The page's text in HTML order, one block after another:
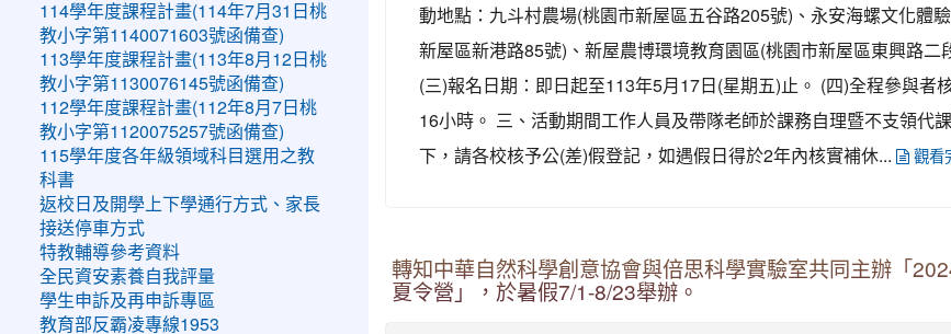
動地點：九斗村農場(桃園市新屋區五谷路205號)、永安海螺文化體
新屋區新港路85號)、新屋農博環境教育園區(桃園市新屋區東興路二
(三)報名日期：即日起至113年5月17日(星期五)止。 (四)全程參與者
16小時。 三、活動期間工作人員及帶隊老師於課務自理暨不支領代
下，請各校核予公(差)假登記，如遇假日得於2年內核實補休...
觀看
轉知中華自然科學創意協會與倍思科學實驗室共同主辦「
夏令營」，於暑假7/1-8/23舉辦。
114學年度課程計畫(114年7月31日桃
教小字第1140071603號函備查)
113學年度課程計畫(113年8月12日桃
教小字第1130076145號函備查)
112學年度課程計畫(112年8月7日桃
教小字第1120075257號函備查)
115學年度各年級領域科目選用之教
科書
返校日及開學上下學通行方式、家長
接送停車方式
特教輔導參考資料
全民資安素養自我評量
學生申訴及再申訴專區
教育部反霸凌專線1953